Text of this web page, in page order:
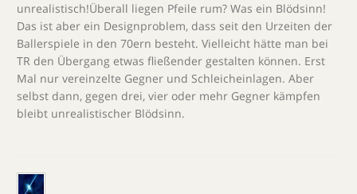
unrealistisch!Überall liegen Pfeile rum? Was ein Blödsinn!
Das ist aber ein Designproblem, dass seit den Urzeiten der
Ballerspiele in den 70ern besteht. Vielleicht hätte man bei
TR den Übergang etwas fließender gestalten können. Erst
Mal nur vereinzelte Gegner und Schleicheinlagen. Aber
selbst dann, gegen drei, vier oder mehr Gegner kämpfen
bleibt unrealistischer Blödsinn.